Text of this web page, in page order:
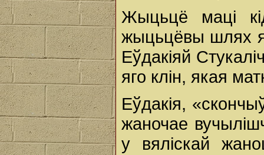
Жыцьцё маці
жыцьцёвы шлях
Еўдакіяй
яго клін, якая
Еўдакія,
жаночае
у вяліскай